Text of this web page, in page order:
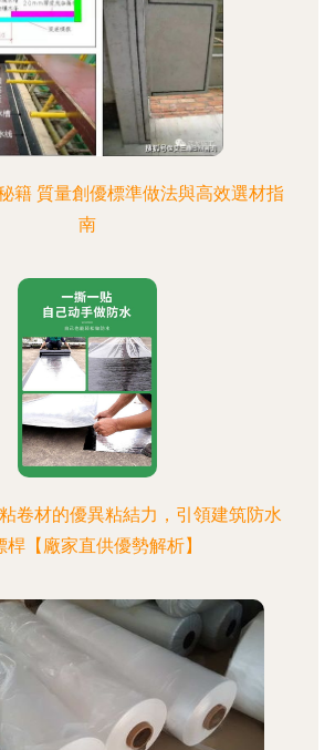
籍 質量創優標準做法與高效選材指
南
卷材的優異粘結力，引領建筑防水
桿【廠家直供優勢解析】